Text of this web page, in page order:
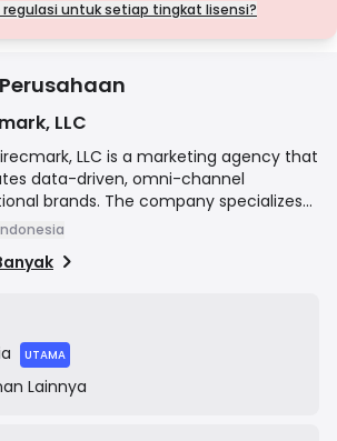
regulasi untuk setiap tingkat lisensi?
langkah keamanan.
pengawasan minimal, lisensi ini seringkali
untuk fleksibilitas operasional, lisensi ini
risiko yang lebih tinggi bagi pedagang.
LLC
LLC is a marketing agency that
data-driven, omni-channel
brands. The company specializes
and lead generation through
focuses on helping clients in sectors
audiences effectively.
UTAMA
Lainnya